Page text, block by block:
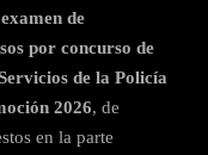
de
por concurso de
de la Policía
2026, de
en la parte